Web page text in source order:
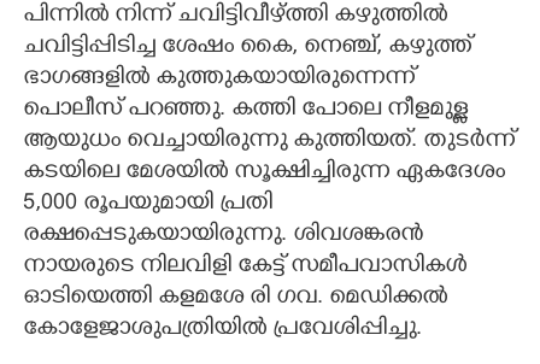
പിന്നിൽ നിന്ന് ചവിട്ടിവീഴ്ത്തി കഴുത്തിൽ
ചവിട്ടിപ്പിടിച്ച ശേഷം കൈ, നെഞ്ച്, കഴുത്ത്
ഭാഗങ്ങളിൽ കുത്തുകയായിരുന്നെന്ന്
പൊലീസ് പറഞ്ഞു. കത്തി പോലെ നീളമുള്ള
ആയുധം വെച്ചായിരുന്നു കുത്തിയത്. തുടർന്ന്
കടയിലെ മേശയിൽ സൂക്ഷിച്ചിരുന്ന ഏകദേശം
5,000 രൂപയുമായി പ്രതി
രക്ഷപ്പെടുകയായിരുന്നു. ശിവശങ്കരൻ
നായരുടെ നിലവിളി കേട്ട് സമീപവാസികൾ
ഓടിയെത്തി കളമശേ രി ഗവ. മെഡിക്കൽ
കോളേജാശുപത്രിയിൽ പ്രവേശിപ്പിച്ചു.